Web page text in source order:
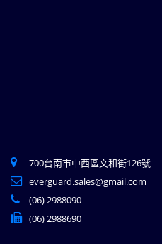
700台南市中西區文和街126號
everguard.sales@gmail.com
(06) 2988090
(06) 2988690